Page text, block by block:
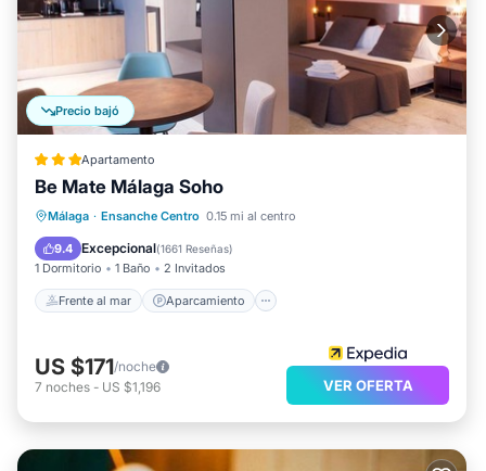
Precio bajó
Apartamento
Be Mate Málaga Soho
Málaga · Ensanche Centro 0.15 mi al centro
9.4 Excepcional(1661 Reseñas)
1 Dormitorio 1 Baño 2 Invitados
Frente al mar Aparcamiento
Frente al mar
Aparcamiento
Vista al mar
Vistas
US $171/noche
7 noches - US $1,196 VER OFERTA